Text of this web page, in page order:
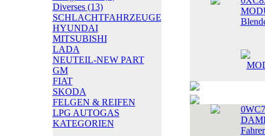
Diverses (13)
SCHLACHTFAHRZEUGE
HYUNDAI
MITSUBISHI
LADA
NEUTEIL-NEW PART
GM
FIAT
SKODA
FELGEN & REIFEN
LPG AUTOGAS
KATEGORIEN